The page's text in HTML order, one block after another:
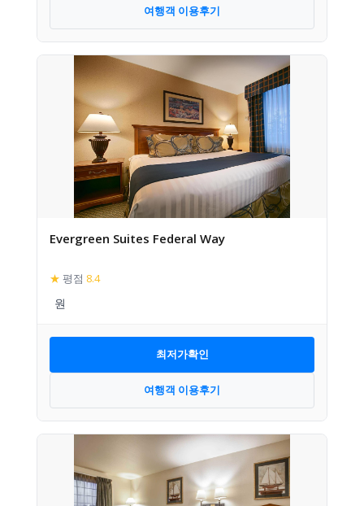
여행객 이용후기
Evergreen Suites Federal Way
★ 평점 8.4
최저가확인
여행객 이용후기